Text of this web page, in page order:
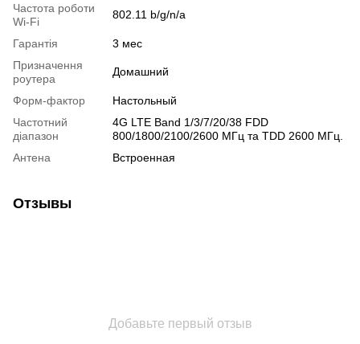
Частота роботи
Wi-Fi
802.11 b/g/n/a
Гарантія
3 мес
Призначення
роутера
Домашний
Форм-фактор
Настольный
Частотний
діапазон
4G LTE Band 1/3/7/20/38 FDD
800/1800/2100/2600 МГц та TDD 2600 МГц.
Антена
Встроенная
Отзывы
Добавьте первый отзыв